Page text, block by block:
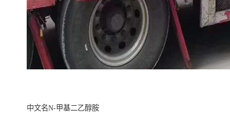
中文名N-甲基二乙醇胺